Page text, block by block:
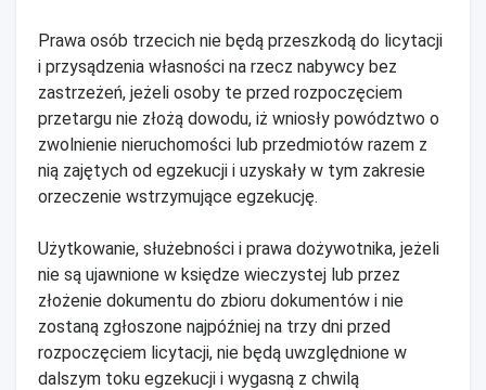
Prawa osób trzecich nie będą przeszkodą do licytacji
i przysądzenia własności na rzecz nabywcy bez
zastrzeżeń, jeżeli osoby te przed rozpoczęciem
przetargu nie złożą dowodu, iż wniosły powództwo o
zwolnienie nieruchomości lub przedmiotów razem z
nią zajętych od egzekucji i uzyskały w tym zakresie
orzeczenie wstrzymujące egzekucję.
Użytkowanie, służebności i prawa dożywotnika, jeżeli
nie są ujawnione w księdze wieczystej lub przez
złożenie dokumentu do zbioru dokumentów i nie
zostaną zgłoszone najpóźniej na trzy dni przed
rozpoczęciem licytacji, nie będą uwzględnione w
dalszym toku egzekucji i wygasną z chwilą